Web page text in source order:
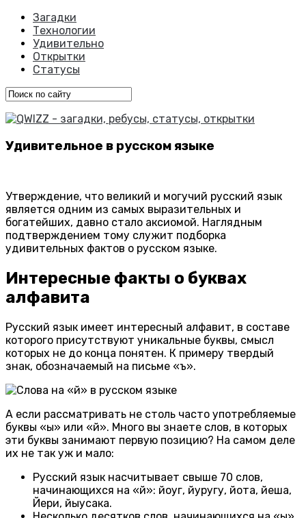
Загадки
Технологии
Удивительно
Открытки
Статусы
Удивительное в русском языке
Утверждение, что великий и могучий русский язык
является одним из самых выразительных и
богатейших, давно стало аксиомой. Наглядным
подтверждением тому служит подборка
удивительных фактов о русском языке.
Интересные факты о буквах
алфавита
Русский язык имеет интересный алфавит, в составе
которого присутствуют уникальные буквы, смысл
которых не до конца понятен. К примеру твердый
знак, обозначаемый на письме «ъ».
А если рассматривать не столь часто употребляемые
буквы «ы» или «й». Много вы знаете слов, в которых
эти буквы занимают первую позицию? На самом деле
их не так уж и мало:
Русский язык насчитывает свыше 70 слов,
начинающихся на «й»: йоуг, йуругу, йота, йеша,
Йери, йыусака.